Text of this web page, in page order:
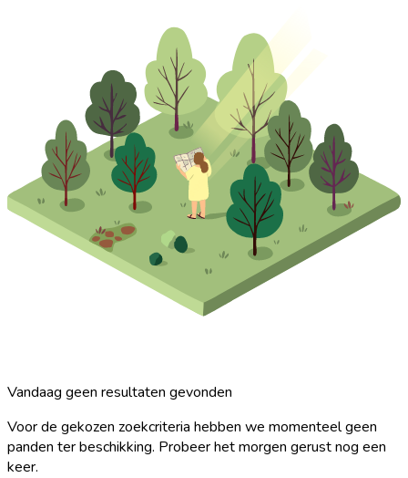
Vandaag geen resultaten gevonden
Voor de gekozen zoekcriteria hebben we momenteel geen
panden ter beschikking. Probeer het morgen gerust nog een
keer.